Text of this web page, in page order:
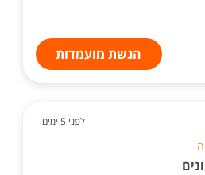
הגשת מועמדות
לפני 5 ימים